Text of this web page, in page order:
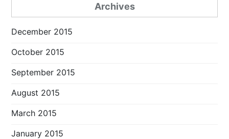
Archives
December 2015
October 2015
September 2015
August 2015
March 2015
January 2015